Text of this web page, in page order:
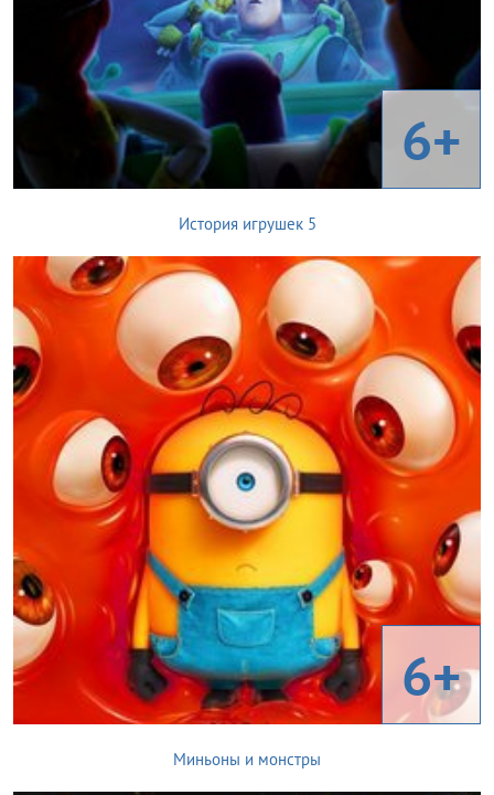
6+
История игрушек 5
6+
Миньоны и монстры